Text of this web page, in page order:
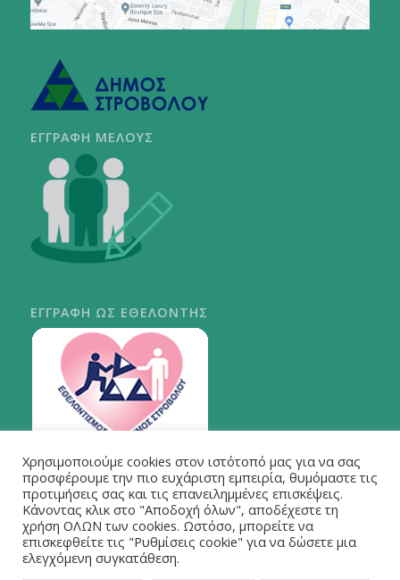
ΕΓΓΡΑΦΗ ΜΕΛΟΥΣ
ΕΓΓΡΑΦΗ ΩΣ ΕΘΕΛΟΝΤΗΣ
ΠΕΡΙ ΣΤΡΟΒΟΛΟΥ
Χρησιμοποιούμε cookies στον ιστότοπό μας για να σας
προσφέρουμε την πιο ευχάριστη εμπειρία, θυμόμαστε τις
προτιμήσεις σας και τις επανειλημμένες επισκέψεις.
Κάνοντας κλικ στο "Αποδοχή όλων", αποδέχεστε τη
χρήση ΟΛΩΝ των cookies. Ωστόσο, μπορείτε να
επισκεφθείτε τις "Ρυθμίσεις cookie" για να δώσετε μια
ελεγχόμενη συγκατάθεση.